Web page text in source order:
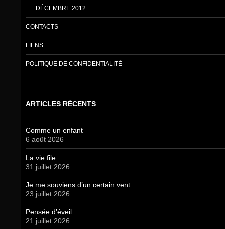
DÉCEMBRE 2012
CONTACTS
LIENS
POLITIQUE DE CONFIDENTIALITÉ
ARTICLES RÉCENTS
Comme un enfant
6 août 2026
La vie file
31 juillet 2026
Je me souviens d’un certain vent
23 juillet 2026
Pensée d’éveil
21 juillet 2026